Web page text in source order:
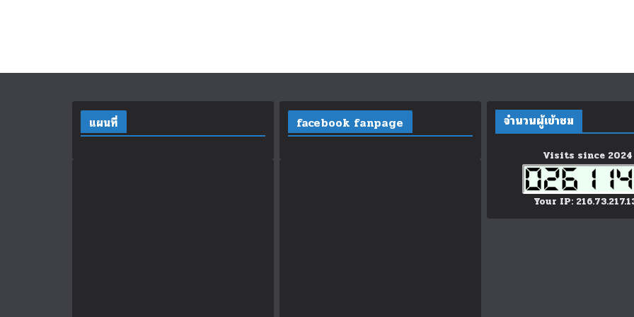
แผนที่ facebook fanpage จำนวนผู้เข้าชม
Visits since 2024
Your IP: